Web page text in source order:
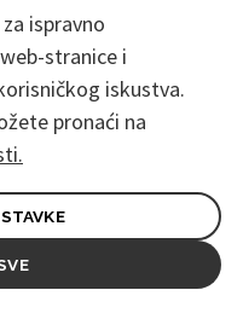
ispravno
stranice i
iskustva.
pronaći na